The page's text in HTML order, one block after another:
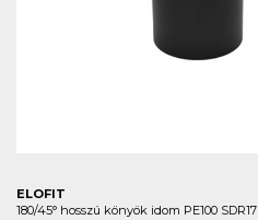
ELOFIT
180/45° hosszú könyök idom PE100 SDR17